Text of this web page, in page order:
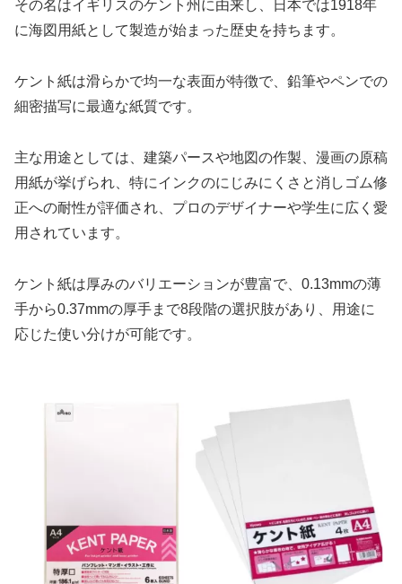
その名はイギリスのケント州に由来し、日本では1918年
に海図用紙として製造が始まった歴史を持ちます。
ケント紙は滑らかで均一な表面が特徴で、鉛筆やペンでの
細密描写に最適な紙質です。
主な用途としては、建築パースや地図の作製、漫画の原稿
用紙が挙げられ、特にインクのにじみにくさと消しゴム修
正への耐性が評価され、プロのデザイナーや学生に広く愛
用されています。
ケント紙は厚みのバリエーションが豊富で、0.13mmの薄
手から0.37mmの厚手まで8段階の選択肢があり、用途に
応じた使い分けが可能です。